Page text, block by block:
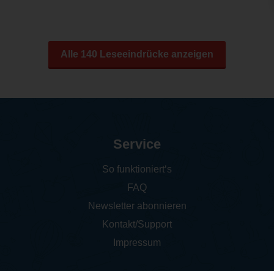
Alle 140 Leseeindrücke anzeigen
Service
So funktioniert‘s
FAQ
Newsletter abonnieren
Kontakt/Support
Impressum